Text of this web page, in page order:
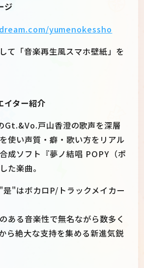
ジ
yumenokessho
て「音楽再生風スマホ壁紙」を
イター紹介
戸山香澄の歌声を深層
使い声質・癖・歌い方をリアル
成ソフト『夢ノ結唱 POPY（ポ
た楽曲。
是"はボカロP/トラックメイカー
ある音楽性で無名ながら数多く
ら絶大な支持を集める新進気鋭